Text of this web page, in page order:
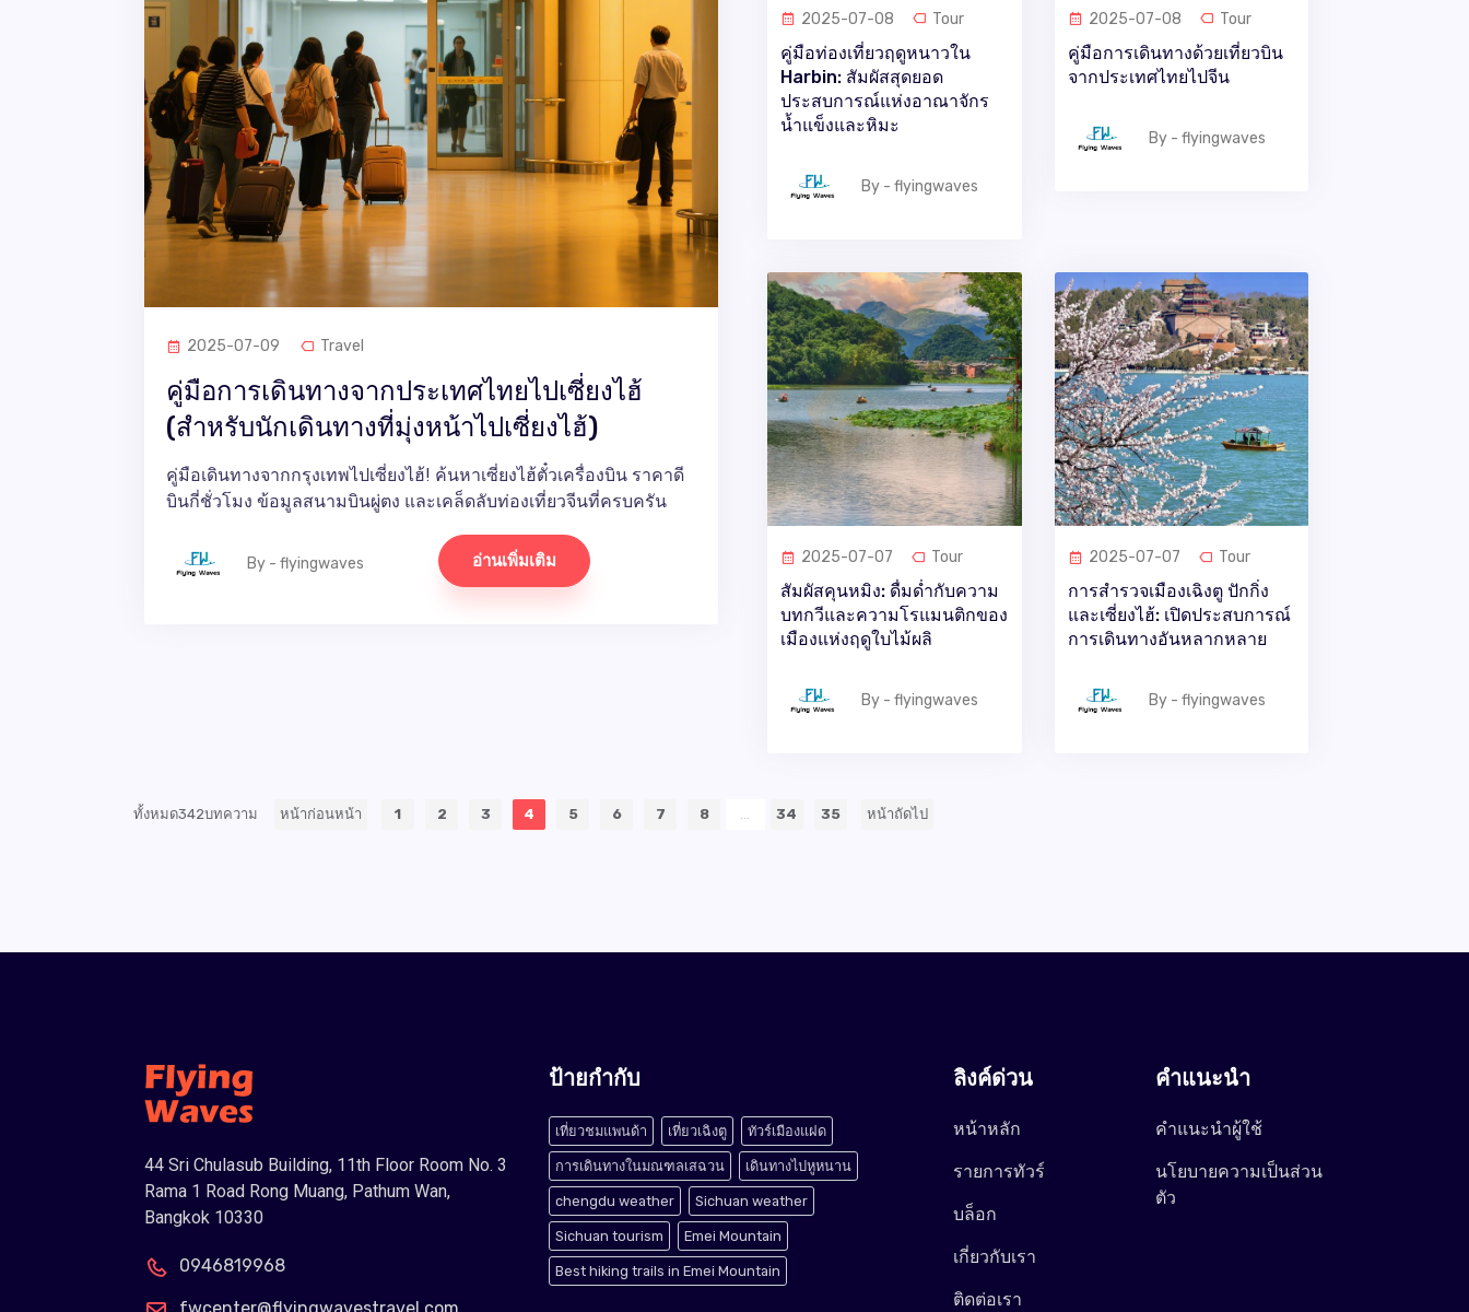
2025-07-09 Travel
คู่มือการเดินทางจากประเทศไทยไปเซี่ยงไฮ้
(สำหรับนักเดินทางที่มุ่งหน้าไปเซี่ยงไฮ้)
คู่มือเดินทางจากกรุงเทพไปเซี่ยงไฮ้! ค้นหาเซี่ยงไฮ้ตั๋วเครื่องบิน ราคาดี
บินกี่ชั่วโมง ข้อมูลสนามบินผู่ตง และเคล็ดลับท่องเที่ยวจีนที่ครบครัน
By - flyingwaves อ่านเพิ่มเติม
2025-07-08 Tour
คู่มือท่องเที่ยวฤดูหนาวใน
Harbin: สัมผัสสุดยอด
ประสบการณ์แห่งอาณาจักร
น้ำแข็งและหิมะ
By - flyingwaves
2025-07-08 Tour
คู่มือการเดินทางด้วยเที่ยวบิน
จากประเทศไทยไปจีน
By - flyingwaves
2025-07-07 Tour
สัมผัสคุนหมิง: ดื่มด่ำกับความ
บทกวีและความโรแมนติกของ
เมืองแห่งฤดูใบไม้ผลิ
By - flyingwaves
2025-07-07 Tour
การสำรวจเมืองเฉิงตู ปักกิ่ง
และเซี่ยงไฮ้: เปิดประสบการณ์
การเดินทางอันหลากหลาย
By - flyingwaves
ทั้งหมด342บทความ หน้าก่อนหน้า 1 2 3 4 5 6 7 8 ... 34 35 หน้าถัดไป
44 Sri Chulasub Building, 11th Floor Room No. 3
Rama 1 Road Rong Muang, Pathum Wan,
Bangkok 10330
0946819968
ป้ายกำกับ
เที่ยวชมแพนด้า เที่ยวเฉิงตู ทัวร์เมืองแฝด
การเดินทางในมณฑลเสฉวน เดินทางไปหูหนาน
chengdu weather Sichuan weather
Sichuan tourism Emei Mountain
Best hiking trails in Emei Mountain
ลิงค์ด่วน
หน้าหลัก
รายการทัวร์
บล็อก
เกี่ยวกับเรา
ติดต่อเรา
คำแนะนำ
คำแนะนำผู้ใช้
นโยบายความเป็นส่วน
ตัว